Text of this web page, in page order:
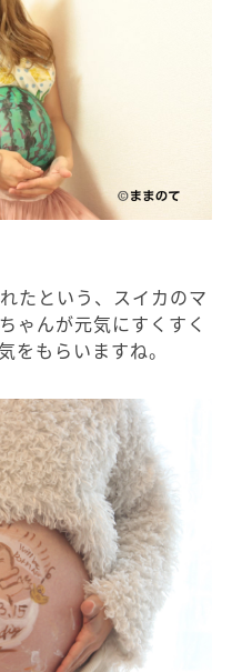
たという、スイカのマ
ゃんが元気にすくすく
をもらいますね。